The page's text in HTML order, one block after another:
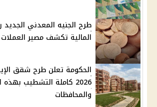
طرح الجنيه المعدني الجديد
المالية تكشف مصير
الحكومة تعلن طرح شقق
2026 كاملة التشطيب
والمحافظات